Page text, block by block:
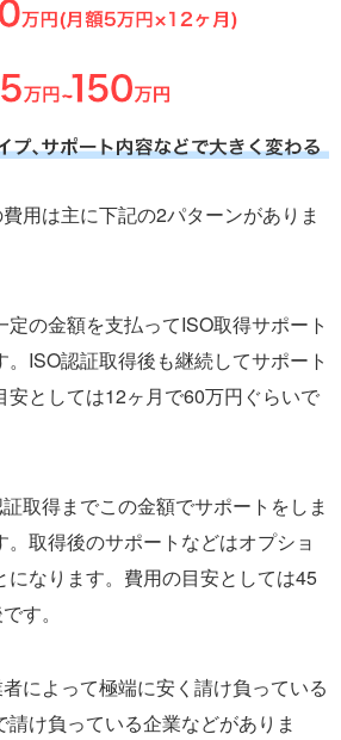
用は主に下記の2パターンがありま
定の金額を支払ってISO取得サポート
。ISO認証取得後も継続してサポート
安としては12ヶ月で60万円ぐらいで
取得までこの金額でサポートをしま
取得後のサポートなどはオプショ
になります。費用の目安としては45
す。
によって極端に安く請け負っている
け負っている企業などがありま